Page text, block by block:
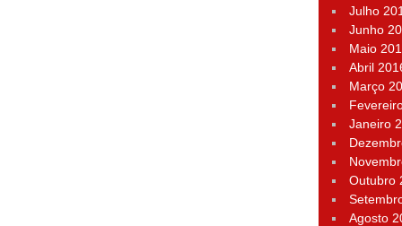
Julho
Junho
Maio
Abril
Março
Janeiro
Outubro
Agosto